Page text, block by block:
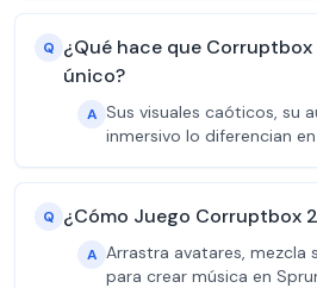
Q ¿Qué hace que Corruptbox
único?
A Sus visuales caóticos, su
inmersivo lo diferencian
Q ¿Cómo Juego Corruptbox
A Arrastra avatares, mezcla
para crear música en